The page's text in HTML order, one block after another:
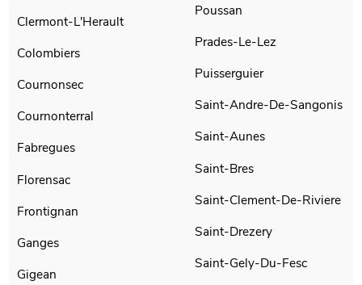
Clermont-L'Herault
Colombiers
Cournonsec
Cournonterral
Fabregues
Florensac
Frontignan
Ganges
Gigean
Poussan
Prades-Le-Lez
Puisserguier
Saint-Andre-De-Sangonis
Saint-Aunes
Saint-Bres
Saint-Clement-De-Riviere
Saint-Drezery
Saint-Gely-Du-Fesc